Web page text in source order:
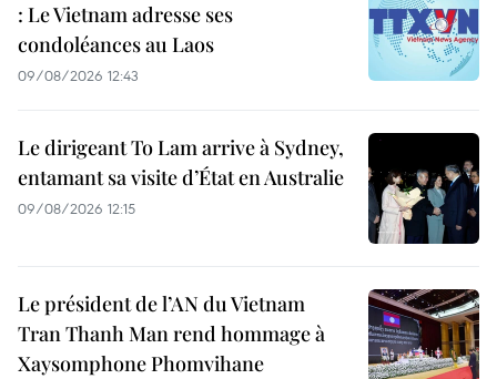
: Le Vietnam adresse ses
condoléances au Laos
09/08/2026 12:43
Le dirigeant To Lam arrive à Sydney,
entamant sa visite d’État en Australie
09/08/2026 12:15
Le président de l’AN du Vietnam
Tran Thanh Man rend hommage à
Xaysomphone Phomvihane